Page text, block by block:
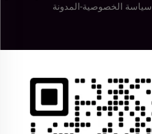
سياسة الخصوصية-المدونة